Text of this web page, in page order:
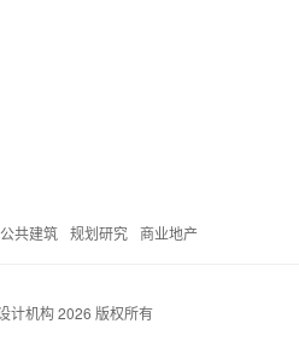
公共建筑 规划研究 商业地产
计机构 2026 版权所有